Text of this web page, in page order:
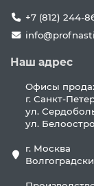
+7 (812) 244-
Наш адрес
Офисы
г. Санкт-
ул.
ул.
г. Москва